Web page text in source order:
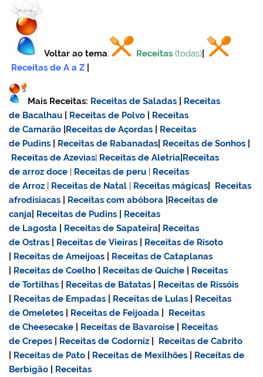
Voltar ao tema: Receitas (todas)
Receitas de A a Z
Mais Receitas: Receitas de Saladas
Receitas
de Bacalhau
Receitas de Polvo
Receitas
de Camarão Receitas de Açordas
Receitas
de Pudins
Receitas de Rabanadas Receitas de Sonhos
Receitas de Azevias| Receitas de Aletria Receitas
dearroz doce | Receitas de peru | Receitas
de Arroz | Receitas de Natal | Receitas mágicas
Receitas
afrodisiacas
Receitas com abóbora Receitas de
canja Receitas de Pudins
Receitas
de Lagosta
Receitas de Sapateira Receitas
de Ostras
Receitas de Vieiras
Receitas de Risoto
Receitas de Ameijoas
Receitas de Cataplanas
Receitas de Coelho Receitas de Quiche
Receitas
de Tortilhas
Receitas de Batatas
Receitas de Rissóis
Receitas de Empadas Receitas de Lulas
Receitas
de Omeletes
Receitas de Feijoada
Receitas
de Cheesecake
Receitas de Bavaroise
Receitas
de Crepes
Receitas de Codorniz
Receitas de Cabrito
Receitas de Pato Receitas de Mexilhões
Receitas de
Berbigão
Receitas